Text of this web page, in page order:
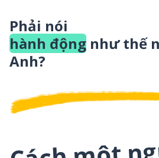
Phải nói
hành động như thế
Anh?